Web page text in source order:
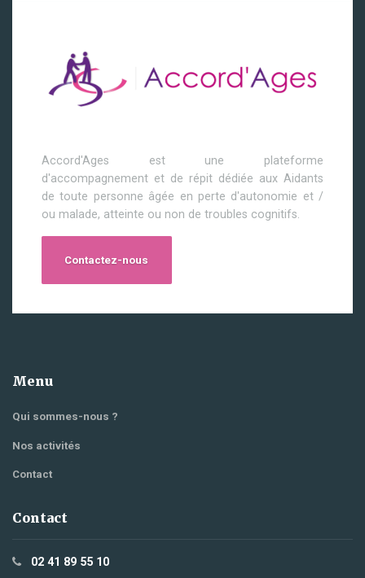
Accord'Ages est une plateforme
d'accompagnement et de répit dédiée aux Aidants
de toute personne âgée en perte d'autonomie et /
ou malade, atteinte ou non de troubles cognitifs.
Contactez-nous
Menu
Qui sommes-nous ?
Nos activités
Contact
Contact
02 41 89 55 10